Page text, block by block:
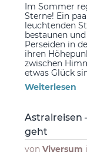
Im Sommer
Sterne! Ein
leuchtenden
bestaunen
Perseiden in
ihren
zwischen
etwas Glück
Weiterlesen
Astralreisen
geht
von Viversum